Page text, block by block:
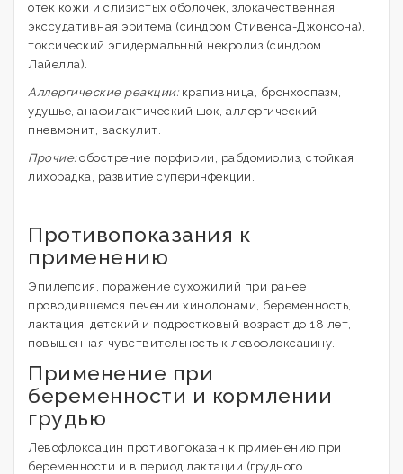
отек кожи и слизистых оболочек, злокачественная
экссудативная эритема (синдром Стивенса-Джонсона),
токсический эпидермальный некролиз (синдром
Лайелла).
Аллергические реакции:крапивница, бронхоспазм,
удушье, анафилактический шок, аллергический
пневмонит, васкулит.
Прочие:обострение порфирии, рабдомиолиз, стойкая
лихорадка, развитие суперинфекции.
Противопоказания к
применению
Эпилепсия, поражение сухожилий при ранее
проводившемся лечении хинолонами, беременность,
лактация, детский и подростковый возраст до 18 лет,
повышенная чувствительность к левофлоксацину.
Применение при
беременности и кормлении
грудью
Левофлоксацин противопоказан к применению при
беременности и в период лактации (грудного